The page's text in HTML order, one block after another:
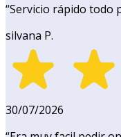
“Servicio rápido todo
silvana P.
30/07/2026